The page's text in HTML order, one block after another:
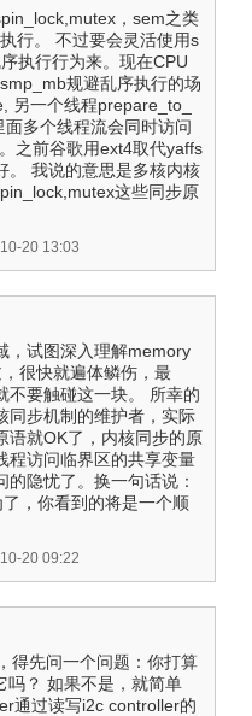
，sem之类
行。 不过要会灵活使用s
执行行为来。现在CPU
规避乱序执行的场
另一个线程prepare_to_
多个线程流会同时访问
之前谷歌用ext4取代yaffs
。 我说的意思是多核内核
这些同步原
20 13:03
，试图深入理解memory
很快就遍体鳞伤，最
不要触碰这一块。 所幸的
同步机制的维护者，实际
语就OK了，内核同步的原
程访问临界区的共享变量
隐忧了。换一句话说：
，你看到的将是一个顺
20 09:22
得先问一个问题：你打算
吗？ 如果不是，就简单
通过读写i2c controller的